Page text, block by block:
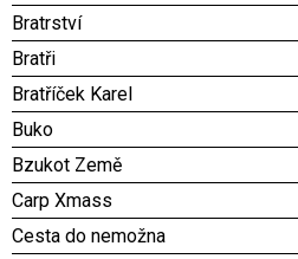
Bratrství
Bratři
Bratříček Karel
Buko
Bzukot Země
Carp Xmass
Cesta do nemožna